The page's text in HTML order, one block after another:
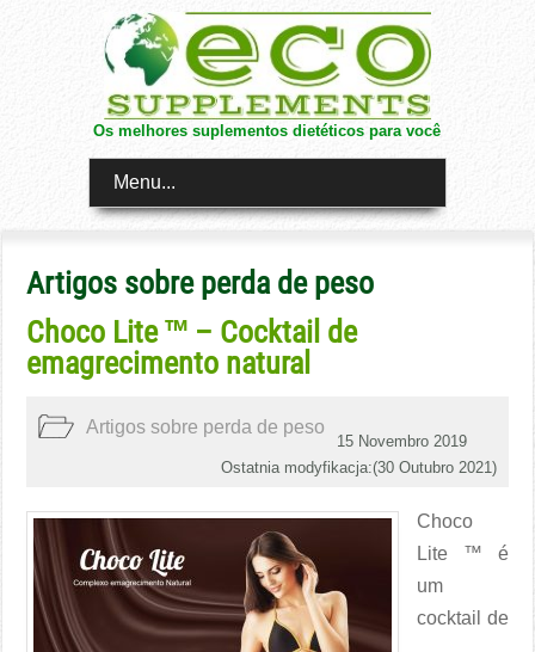
Os melhores suplementos dietéticos para você
Menu...
Artigos sobre perda de peso
Choco Lite ™ – Cocktail de
emagrecimento natural
Artigos sobre perda de peso
15 Novembro 2019
Ostatnia modyfikacja:(30 Outubro 2021)
Choco
Lite ™ é
um
cocktail de